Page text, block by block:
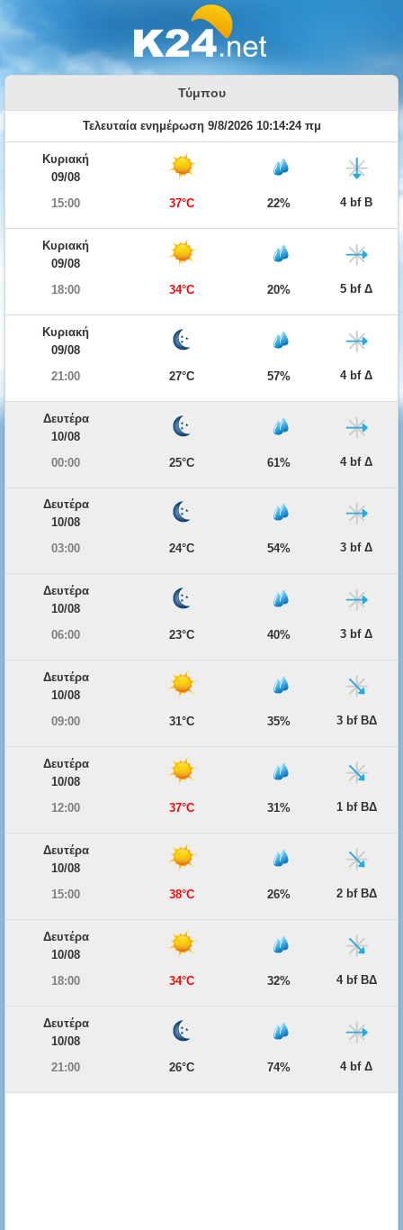
Τύμπου
Τελευταία ενημέρωση 9/8/2026 10:14:24 πμ
Κυριακή
09/08
15:00
37°C 22% 4 bf Β
Κυριακή
09/08
18:00
34°C 20% 5 bf Δ
Κυριακή
09/08
21:00
27°C 57% 4 bf Δ
Δευτέρα
10/08
00:00
25°C 61% 4 bf Δ
Δευτέρα
10/08
03:00
24°C 54% 3 bf Δ
Δευτέρα
10/08
06:00
23°C 40% 3 bf Δ
Δευτέρα
10/08
09:00
31°C 35% 3 bf ΒΔ
Δευτέρα
10/08
12:00
37°C 31% 1 bf ΒΔ
Δευτέρα
10/08
15:00
38°C 26% 2 bf ΒΔ
Δευτέρα
10/08
18:00
34°C 32% 4 bf ΒΔ
Δευτέρα
10/08
21:00
26°C 74% 4 bf Δ